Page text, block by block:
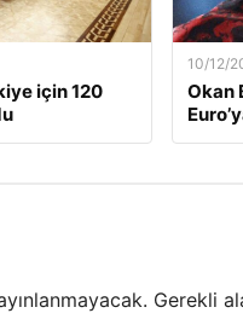
için 120
10/12/
Okan
Gerekli